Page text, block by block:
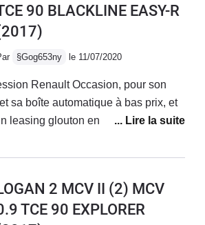
90 BLACKLINE EASY-R
§Gog653ny le 11/07/2020
Renault Occasion, pour son
sa boîte automatique à bas prix, et
leasing glouton en Euros.La Logan
les équipements nécessaires sont
par ses qualités.-SON PRIX!!!
chez Renault à 16000kms et
2 MCV II (2) MCV
TCE 90 EXPLORER